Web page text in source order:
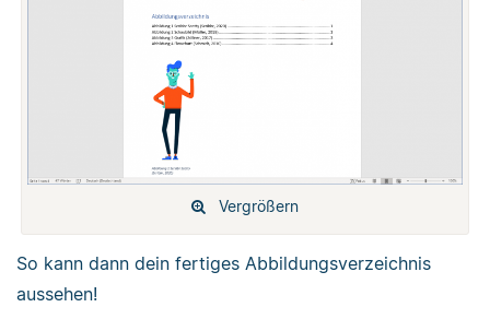
Vergrößern
So kann dann dein fertiges Abbildungsverzeichnis
aussehen!